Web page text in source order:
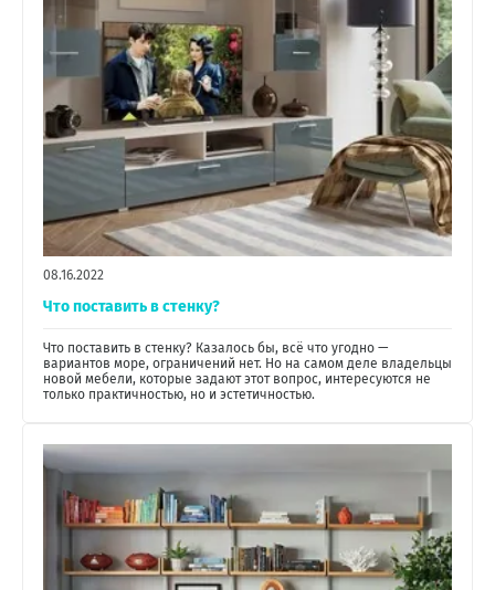
08.16.2022
Что поставить в стенку?
Что поставить в стенку? Казалось бы, всё что угодно —
вариантов море, ограничений нет. Но на самом деле владельцы
новой мебели, которые задают этот вопрос, интересуются не
только практичностью, но и эстетичностью.